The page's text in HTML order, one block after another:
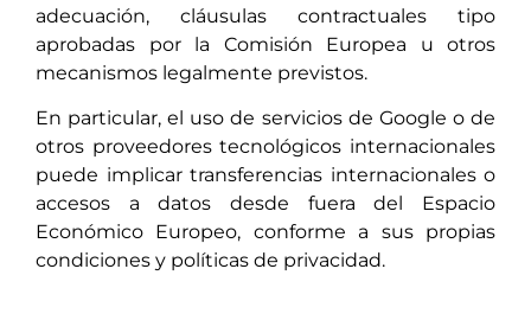
adecuación, cláusulas contractuales tipo
aprobadas por la Comisión Europea u otros
mecanismos legalmente previstos.
En particular, el uso de servicios de Google o de
otros proveedores tecnológicos internacionales
puede implicar transferencias internacionales o
accesos a datos desde fuera del Espacio
Económico Europeo, conforme a sus propias
condiciones y políticas de privacidad.